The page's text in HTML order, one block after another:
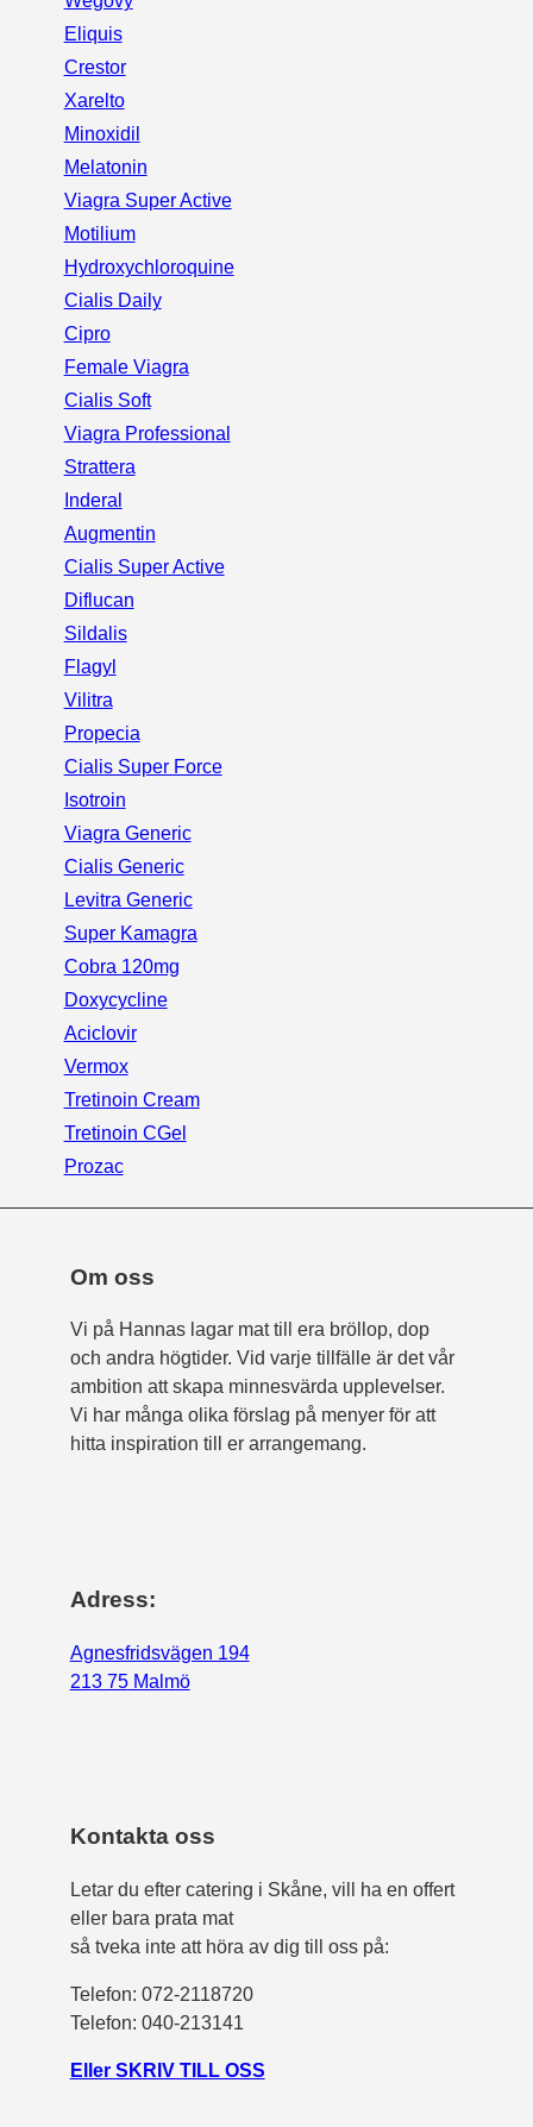
Eliquis
Crestor
Xarelto
Minoxidil
Melatonin
Viagra Super Active
Motilium
Hydroxychloroquine
Cialis Daily
Cipro
Female Viagra
Cialis Soft
Viagra Professional
Strattera
Inderal
Augmentin
Cialis Super Active
Diflucan
Sildalis
Flagyl
Vilitra
Propecia
Cialis Super Force
Isotroin
Viagra Generic
Cialis Generic
Levitra Generic
Super Kamagra
Cobra 120mg
Doxycycline
Aciclovir
Vermox
Tretinoin Cream
Tretinoin CGel
Prozac
Om oss
Vi på Hannas lagar mat till era bröllop, dop
och andra högtider. Vid varje tillfälle är det vår
ambition att skapa minnesvärda upplevelser.
Vi har många olika förslag på menyer för att
hitta inspiration till er arrangemang.
Adress:
Agnesfridsvägen 194
213 75 Malmö
Kontakta oss
Letar du efter catering i Skåne, vill ha en offert
eller bara prata mat
så tveka inte att höra av dig till oss på:
Telefon: 072-2118720
Telefon: 040-213141
Eller SKRIV TILL OSS